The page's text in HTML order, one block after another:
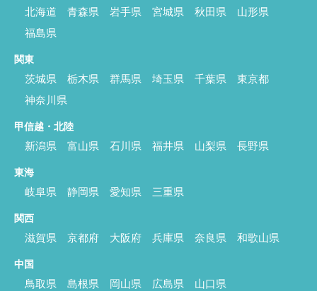
北海道 青森県 岩手県 宮城県 秋田県
山形県
福島県
関東
茨城県 栃木県 群馬県 埼玉県 千葉県
東京都
神奈川県
甲信越・北陸
新潟県 富山県 石川県 福井県 山梨県 長野県
東海
岐阜県 静岡県 愛知県 三重県
関西
滋賀県 京都府 大阪府 兵庫県 奈良県 和歌山県
中国
鳥取県 島根県 岡山県 広島県 山口県